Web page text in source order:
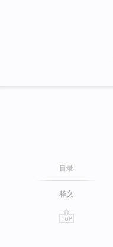
目录
释义